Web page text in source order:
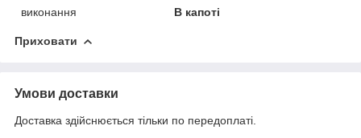
виконання
В капоті
Приховати
Умови доставки
Доставка здійснюється тільки по передоплаті.